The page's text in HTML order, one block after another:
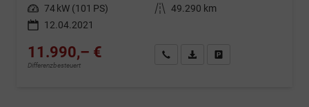
Leistung 74 kW (101 PS) Kilometerstand 49.290 km
12.04.2021
11.990,– €
Differenzbesteuert
Wir rufen Sie anFahrzeugexposé (PDF)